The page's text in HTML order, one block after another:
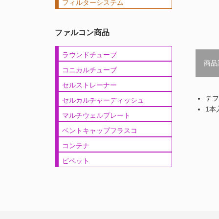
商品
テ
1本
フィルターシステム
ファルコン商品
ラウンドチューブ
コニカルチューブ
セルストレーナー
セルカルチャーディッシュ
マルチウェルプレート
ベントキャップフラスコ
コンテナ
ピペット